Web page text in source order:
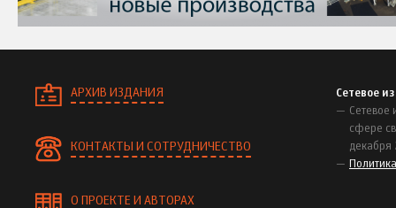
АРХИВ ИЗДАНИЯ
КОНТАКТЫ И СОТРУДНИЧЕСТВО
О ПРОЕКТЕ И АВТОРАХ
Сетевое
Сетевое
сфере
декабря